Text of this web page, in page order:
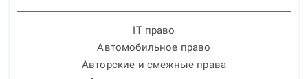
IT право
Автомобильное право
Авторские и смежные права